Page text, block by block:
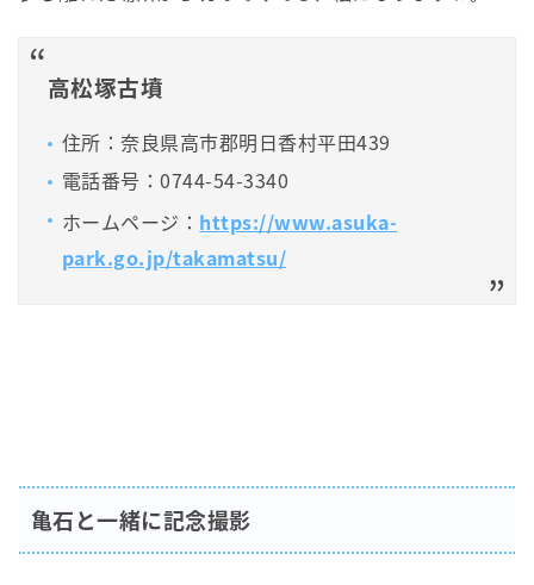
高松塚古墳
住所：奈良県高市郡明日香村平田439
電話番号：0744-54-3340
ホームページ： https://www.asuka-
park.go.jp/takamatsu/
亀石と一緒に記念撮影